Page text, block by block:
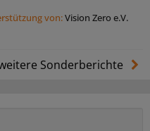
von:Vision Zero e.V.
Sonderberichte